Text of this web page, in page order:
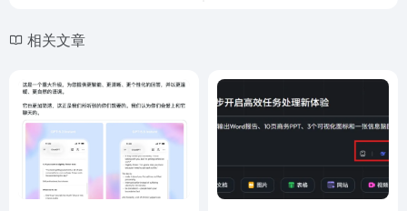
相关文章